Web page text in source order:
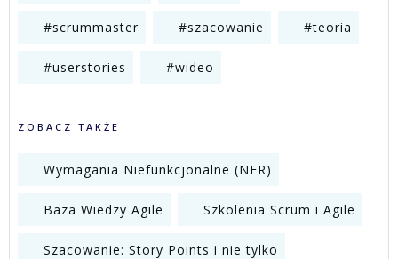
#scrummaster #szacowanie #teoria
#userstories #wideo
ZOBACZ TAKŻE
Wymagania Niefunkcjonalne (NFR)
Baza Wiedzy Agile Szkolenia Scrum i Agile
Szacowanie: Story Points i nie tylko